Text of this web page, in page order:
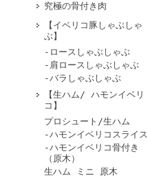
究極の骨付き肉
【イベリコ豚しゃぶしゃ
ぶ】
-ロースしゃぶしゃぶ
-肩ロースしゃぶしゃぶ
-バラしゃぶしゃぶ
【生ハム/ ハモンイベリ
コ】
プロシュート/生ハム
-ハモンイベリコスライス
-ハモンイベリコ骨付き
（原木）
生ハム ミニ 原木